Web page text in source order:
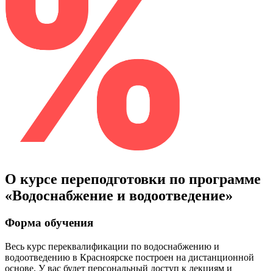
О курсе переподготовки по программе
«Водоснабжение и водоотведение»
Форма обучения
Весь курс переквалификации по водоснабжению и
водоотведению в Красноярске построен на дистанционной
основе. У вас будет персональный доступ к лекциям и